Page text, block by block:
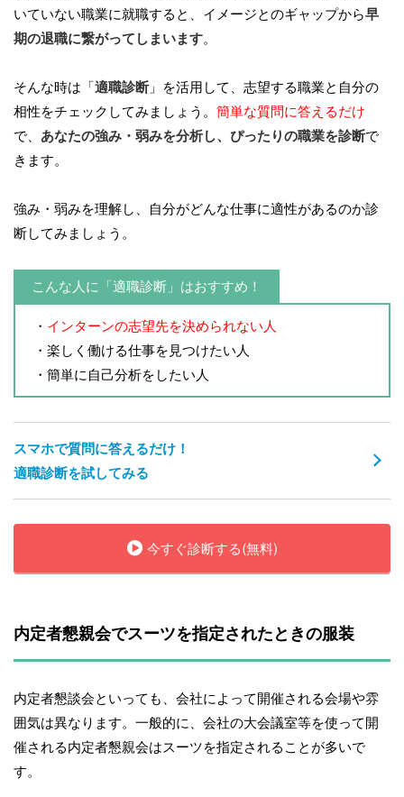
いていない職業に就職すると、イメージとのギャップから早
期の退職に繋がってしまいます。
そんな時は「適職診断」を活用して、志望する職業と自分の
相性をチェックしてみましょう。 簡単な質問に答えるだけ
で、 あなたの強み・弱みを分析し、ぴったりの職業を診断で
きます。
強み・弱みを理解し、自分がどんな仕事に適性があるのか診
断してみましょう。
こんな人に「適職診断」はおすすめ！
・ インターンの志望先を決められない人
・楽しく働ける仕事を見つけたい人
・簡単に自己分析をしたい人
スマホで質問に答えるだけ！
適職診断を試してみる
今すぐ診断する(無料)
内定者懇親会でスーツを指定されたときの服装
内定者懇談会といっても、会社によって開催される会場や雰
囲気は異なります。一般的に、会社の大会議室等を使って開
催される内定者懇親会はスーツを指定されることが多いで
す。